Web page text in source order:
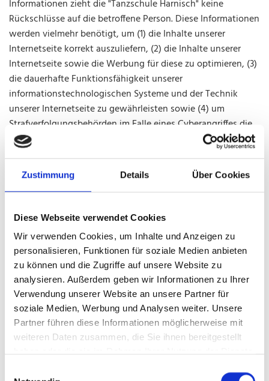
Zustimmung Details Über Cookies
Diese Webseite verwendet Cookies
Wir verwenden Cookies, um Inhalte und Anzeigen zu
personalisieren, Funktionen für soziale Medien anbieten
zu können und die Zugriffe auf unsere Website zu
analysieren. Außerdem geben wir Informationen zu Ihrer
Verwendung unserer Website an unsere Partner für
soziale Medien, Werbung und Analysen weiter. Unsere
Partner führen diese Informationen möglicherweise mit
weiteren Daten zusammen, die Sie ihnen bereitgestellt
Informationen zieht die "Tanzschule Harnisch" keine
Rückschlüsse auf die betroffene Person. Diese Informationen
werden vielmehr benötigt, um (1) die Inhalte unserer
Internetseite korrekt auszuliefern, (2) die Inhalte unserer
Internetseite sowie die Werbung für diese zu optimieren, (3)
die dauerhafte Funktionsfähigkeit unserer
informationstechnologischen Systeme und der Technik
unserer Internetseite zu gewährleisten sowie (4) um
Strafverfolgungsbehörden im Falle eines Cyberangriffes die
zur Strafverfolgung notwendigen Informationen
bereitzustellen. Diese anonym erhobenen Daten und
Informationen werden durch die "Tanzschule Harnisch"
daher einerseits statistisch und ferner mit dem Ziel
unserem Unternehmen zu erhöhen, um letztlich ein
optimales Schutzniveau für die von uns verarbeiteten
personenbezogenen Daten sicherzustellen. Die anonymen
Daten der Server-Logfiles werden getrennt von allen durch
eine betroffene Person angegebenen personenbezogenen
Daten gespeichert.
5. Registrierung auf unserer Internetseite
Die betroffene Person hat die Möglichkeit, sich auf der
Internetseite des für die Verarbeitung Verantwortlichen